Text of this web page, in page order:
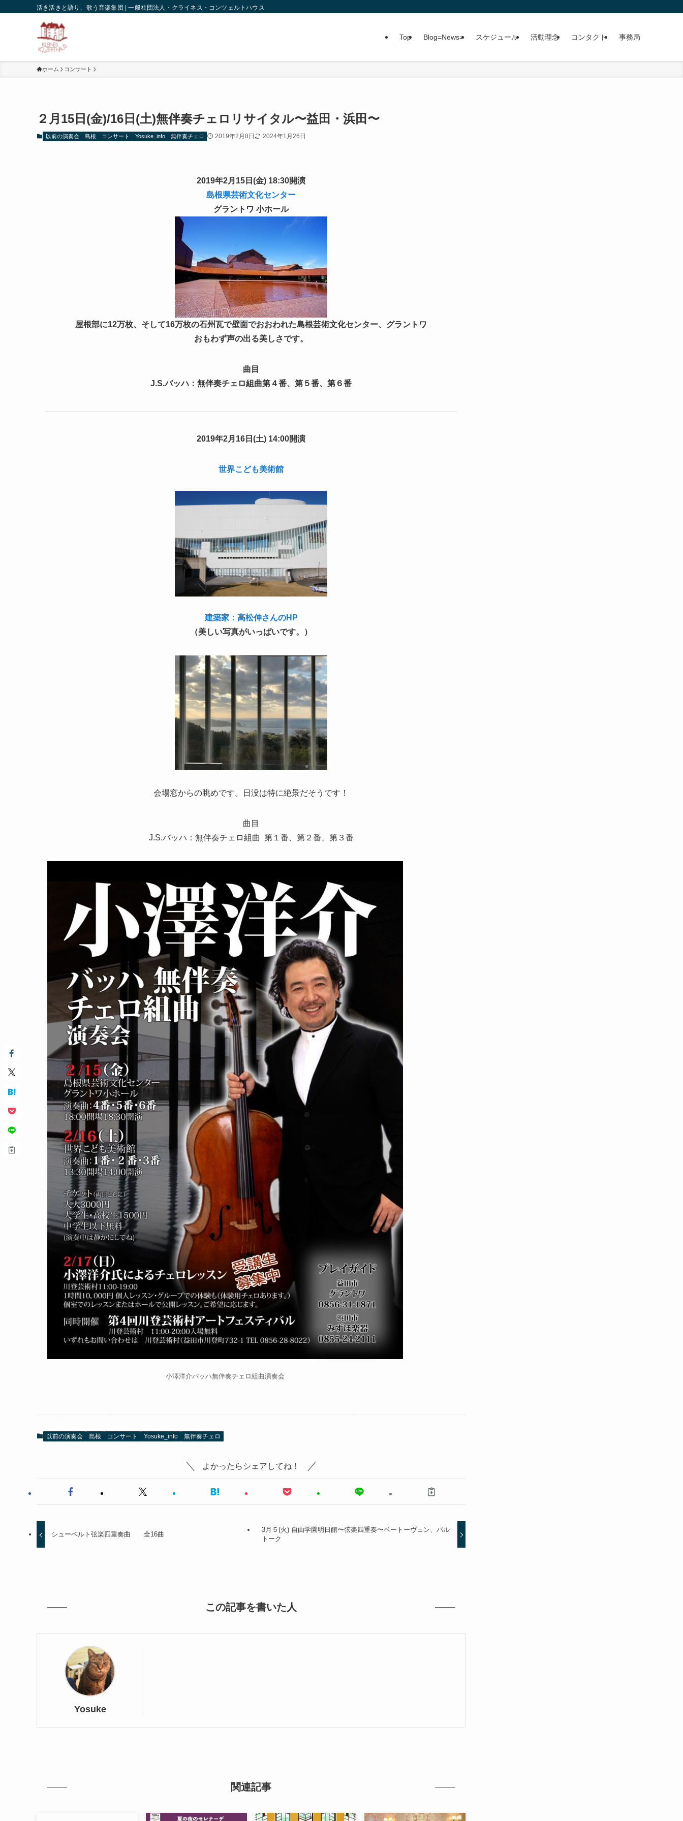
活き活きと語り、歌う音楽集団 | 一般社団法人・クライネス・コンツェルトハウス
Top Blog=News= スケジュール 活動理念 コンタクト 事務局
ホーム コンサート
２月15日(金)/16日(土)無伴奏チェロリサイタル〜益田・浜田〜
以前の演奏会 島根 コンサート Yosuke_info 無伴奏チェロ 2019年2月8日 2024年1月26日
2019年2月15日(金) 18:30開演
島根県芸術文化センター
グラントワ 小ホール
屋根部に12万枚、そして16万枚の石州瓦で壁面でおおわれた島根芸術文化センター、グラントワ
おもわず声の出る美しさです。
曲目
J.S.バッハ：無伴奏チェロ組曲第４番、第５番、第６番
2019年2月16日(土) 14:00開演
世界こども美術館
建築家：高松伸さんのHP
（美しい写真がいっぱいです。）
会場窓からの眺めです。日没は特に絶景だそうです！
曲目
J.S.バッハ：無伴奏チェロ組曲 第１番、第２番、第３番
小澤洋介バッハ無伴奏チェロ組曲演奏会
以前の演奏会 島根 コンサート Yosuke_info 無伴奏チェロ
よかったらシェアしてね！
シューベルト弦楽四重奏曲 全16曲
3月５(火) 自由学園明日館〜弦楽四重奏〜ベートーヴェン、バル
トーク
この記事を書いた人
Yosuke
関連記事